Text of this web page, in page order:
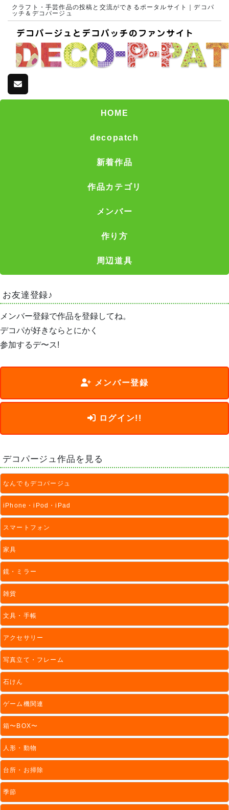
クラフト・手芸作品の投稿と交流ができるポータルサイト｜デコパ
ッチ＆デコパージュ
HOME
decopatch
新着作品
作品カテゴリ
メンバー
作り方
周辺道具
お友達登録♪
メンバー登録で作品を登録してね。
デコパが好きならとにかく
参加するデ〜ス!
メンバー登録
ログイン!!
デコパージュ作品を見る
なんでもデコパージュ
iPhone・iPod・iPad
スマートフォン
家具
鏡・ミラー
雑貨
文具・手帳
アクセサリー
写真立て・フレーム
石けん
ゲーム機関連
箱〜BOX〜
人形・動物
台所・お掃除
季節